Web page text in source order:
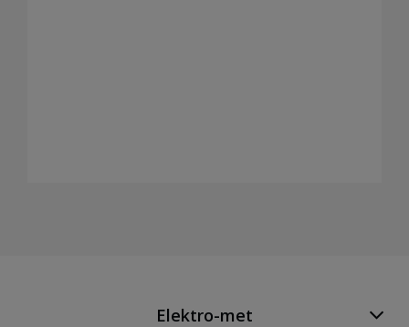
Elektro-met